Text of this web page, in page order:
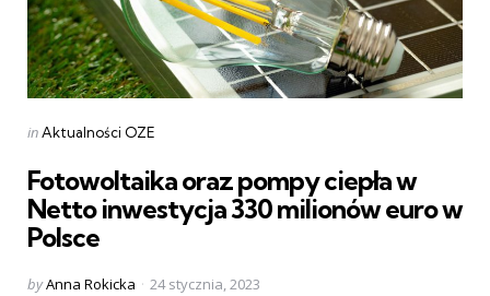
Categories
Posted
inAktualności OZE
Fotowoltaika oraz pompy ciepła w
Netto inwestycja 330 milionów euro w
Polsce
Posted
byAnna Rokicka 24 stycznia, 2023